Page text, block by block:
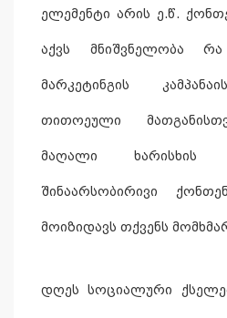
ელემენტი არის ე.წ.
აქვს მნიშვნელობა
მარკეტინგის
თითოეული
მაღალი ხარისხის
შინაარსობირივი
მოიზიდავს თქვენს
დღეს სოციალური